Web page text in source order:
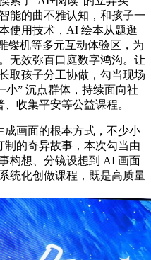
能的曲不雅认知，和孩子一
使用技术，AI 绘本从题逛
镂机等多元互动体验区，为
无效弥百口庭数字鸿沟。让
取孩子分工协做，勾当现场
小” 沉点群体，持续面向社
收集平安等公益课程。
画面的根本方式，不少小
的奇异故事，本次勾当由
构想、分镜设想到 AI 画面
统化创做课程，既是高质量